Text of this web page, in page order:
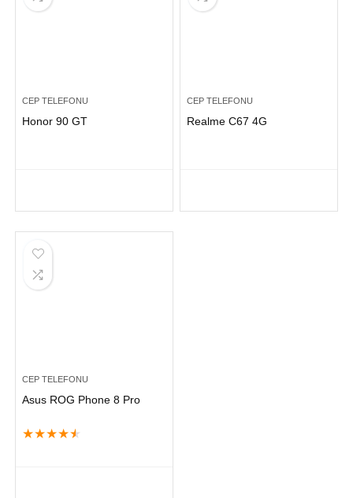
CEP TELEFONU
Honor 90 GT
CEP TELEFONU
Realme C67 4G
CEP TELEFONU
Asus ROG Phone 8 Pro
★★★★★